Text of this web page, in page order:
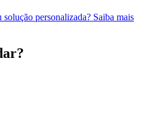
solução personalizada? Saiba mais